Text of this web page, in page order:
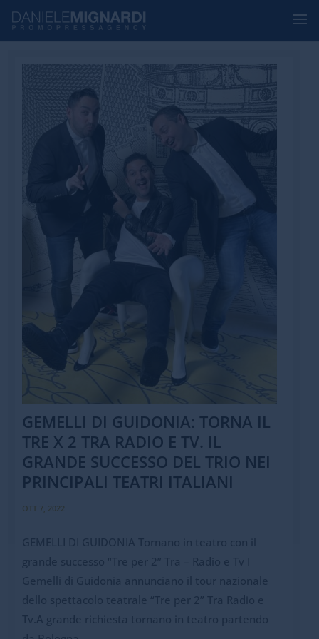
GEMELLI DI GUIDONIA: TORNA IL
TRE X 2 TRA RADIO E TV. IL
GRANDE SUCCESSO DEL TRIO NEI
PRINCIPALI TEATRI ITALIANI
OTT 7, 2022